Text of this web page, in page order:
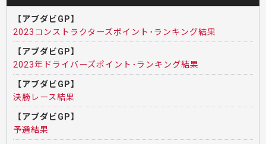
【アブダビGP】
2023コンストラクターズポイント･ランキング結果
【アブダビGP】
2023年ドライバーズポイント･ランキング結果
【アブダビGP】
決勝レース結果
【アブダビGP】
予選結果